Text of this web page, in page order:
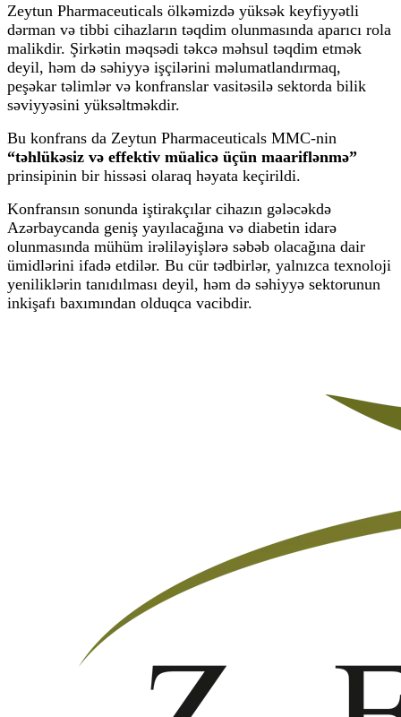
Zeytun Pharmaceuticals ölkəmizdə yüksək keyfiyyətli
dərman və tibbi cihazların təqdim olunmasında aparıcı rola
malikdir. Şirkətin məqsədi təkcə məhsul təqdim etmək
deyil, həm də səhiyyə işçilərini məlumatlandırmaq,
peşəkar təlimlər və konfranslar vasitəsilə sektorda bilik
səviyyəsini yüksəltməkdir.
Bu konfrans da Zeytun Pharmaceuticals MMC-nin
“təhlükəsiz və effektiv müalicə üçün maariflənmə”
prinsipinin bir hissəsi olaraq həyata keçirildi.
Konfransın sonunda iştirakçılar cihazın gələcəkdə
Azərbaycanda geniş yayılacağına və diabetin idarə
olunmasında mühüm irəliləyişlərə səbəb olacağına dair
ümidlərini ifadə etdilər. Bu cür tədbirlər, yalnızca texnoloji
yeniliklərin tanıdılması deyil, həm də səhiyyə sektorunun
inkişafı baxımından olduqca vacibdir.